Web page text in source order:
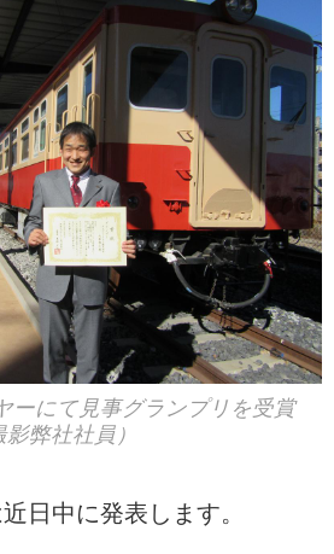
ーにて見事グランプリを受賞
弊社社員）
日中に発表します。